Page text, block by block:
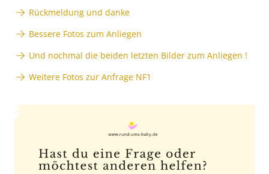
Rückmeldung und danke
Bessere Fotos zum Anliegen
Und nochmal die beiden letzten Bilder zum Anliegen !
Weitere Fotos zur Anfrage NF1